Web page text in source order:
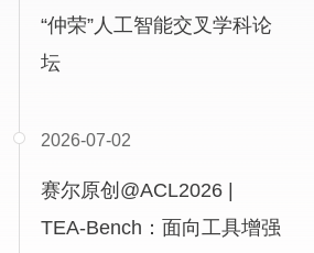
“仲荣”人工智能交叉学科论
坛
2026-07-02
赛尔原创@ACL2026 |
TEA-Bench：面向工具增强